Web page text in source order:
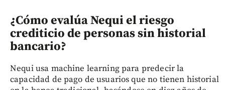
¿Cómo evalúa Nequi el riesgo
crediticio de personas sin historial
bancario?
Nequi usa machine learning para predecir la
capacidad de pago de usuarios que no tienen historial